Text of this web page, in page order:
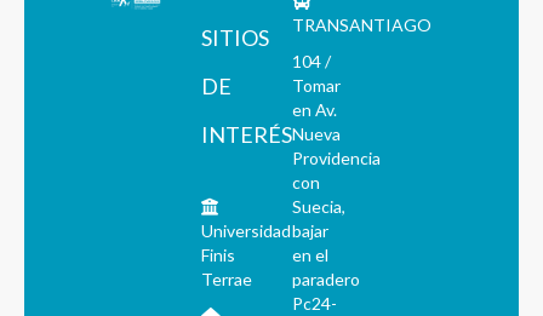
SITIOS
DE
INTERÉS
Universidad
Finis
Terrae
TRANSANTIAGO
104 /
Tomar
en Av.
Nueva
Providencia
con
Suecia,
bajar
en el
paradero
Pc24-